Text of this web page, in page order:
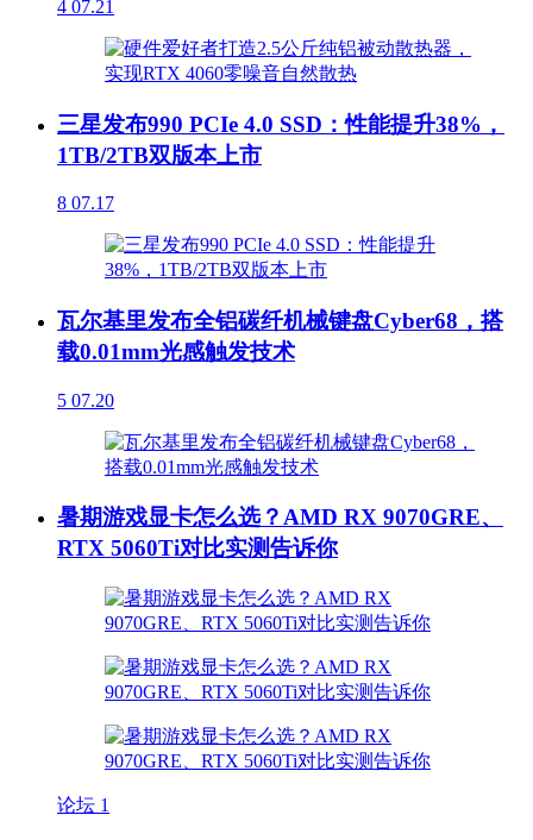
4 07.21
三星发布990 PCIe 4.0 SSD：性能提升38%，
1TB/2TB双版本上市
8 07.17
瓦尔基里发布全铝碳纤机械键盘Cyber68，搭
载0.01mm光感触发技术
5 07.20
暑期游戏显卡怎么选？AMD RX 9070GRE、
RTX 5060Ti对比实测告诉你
论坛 1